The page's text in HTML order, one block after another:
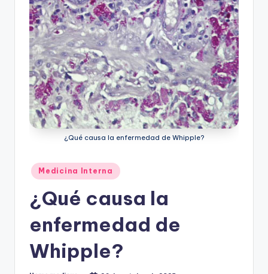
¿Qué causa la enfermedad de Whipple?
Publicado
en
Medicina Interna
¿Qué causa la
enfermedad de
Whipple?